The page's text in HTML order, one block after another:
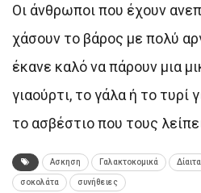
Οι άνθρωποι που έχουν
χάσουν το βάρος με πολύ
έκανε καλό να πάρουν μια
γιαούρτι, το γάλα ή το τυρί
το ασβέστιο που τους
Ασκηση Γαλακτοκομικά Δίαιτα
σοκολάτα συνήθειες